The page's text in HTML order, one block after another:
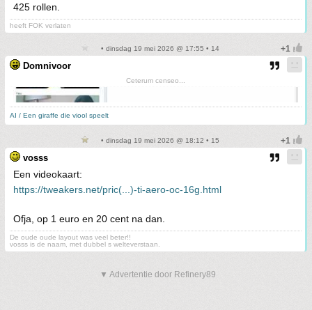
425 rollen.
heeft FOK verlaten
• dinsdag 19 mei 2026 @ 17:55 • 14
Domnivoor
Ceterum censeo...
AI / Een giraffe die viool speelt
• dinsdag 19 mei 2026 @ 18:12 • 15
vosss
Een videokaart:
https://tweakers.net/pric(...)-ti-aero-oc-16g.html
Ofja, op 1 euro en 20 cent na dan.
De oude oude layout was veel beter!!
vosss is de naam, met dubbel s welteverstaan.
▼ Advertentie door Refinery89